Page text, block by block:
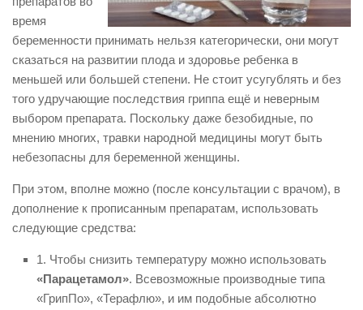
время
беременности принимать нельзя категорически, они могут
сказаться на развитии плода и здоровье ребенка в
меньшей или большей степени. Не стоит усугублять и без
того удручающие последствия гриппа ещё и неверным
выбором препарата. Поскольку даже безобидные, по
мнению многих, травки народной медицины могут быть
небезопасны для беременной женщины.
При этом, вполне можно (после консультации с врачом), в
дополнение к прописанным препаратам, использовать
следующие средства:
1. Чтобы снизить температуру можно использовать
«Парацетамол». Всевозможные производные типа
«ГрипПо», «Терафлю», и им подобные абсолютно